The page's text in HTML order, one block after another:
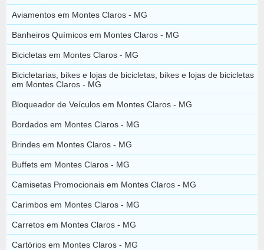
Aviamentos em Montes Claros - MG
Banheiros Químicos em Montes Claros - MG
Bicicletas em Montes Claros - MG
Bicicletarias, bikes e lojas de bicicletas, bikes e lojas de bicicletas
em Montes Claros - MG
Bloqueador de Veículos em Montes Claros - MG
Bordados em Montes Claros - MG
Brindes em Montes Claros - MG
Buffets em Montes Claros - MG
Camisetas Promocionais em Montes Claros - MG
Carimbos em Montes Claros - MG
Carretos em Montes Claros - MG
Cartórios em Montes Claros - MG